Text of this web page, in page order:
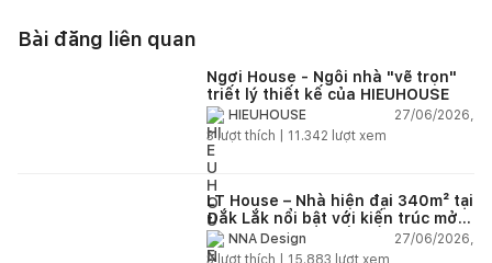
Bài đăng liên quan
Ngơi House - Ngôi nhà "vẽ trọn"
triết lý thiết kế của HIEUHOUSE
HIEUHOUSE
27/06/2026,
3lượt thích | 11.342 lượt xem
LT House – Nhà hiện đại 340m² tại
Đắk Lắk nổi bật với kiến trúc mở
và hệ sân vườn kết nối thiên
nhiên
NNA Design
27/06/2026,
3lượt thích | 15.883 lượt xem